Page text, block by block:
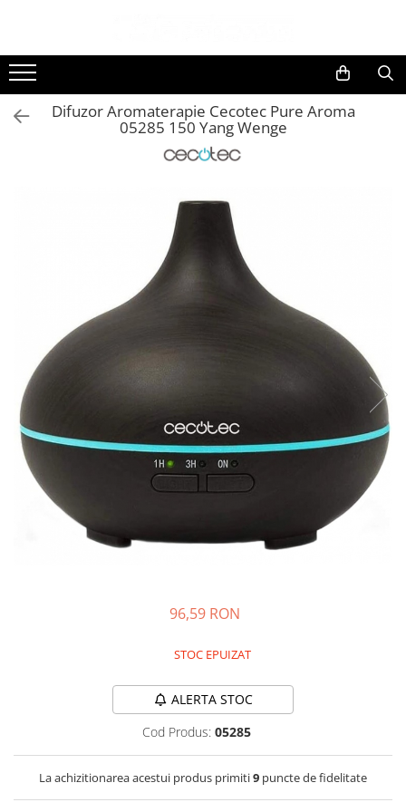
Toate Produsele
Black Friday
Electrocasnice Mari
Frigidere cu doua usi
Frigidere cu o usa
Lazi frigorifice
Minibaruri
Racitoare
Side by side
Cuptoare cu microunde
Cuptoare cu microunde
Hote
Hote de bucatarie
Incorporabile
Masini de spalat vase incorporabile
Incorporabile
Plite standard
Difuzor Aromaterapie Cecotec Pure Aroma
05285 150 Yang Wenge
96,59 RON
STOC EPUIZAT
ALERTA STOC
Cod Produs: 05285
La achizitionarea acestui produs primiti9 puncte de fidelitate